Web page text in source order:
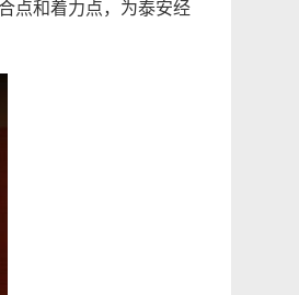
点和着力点，为泰安经